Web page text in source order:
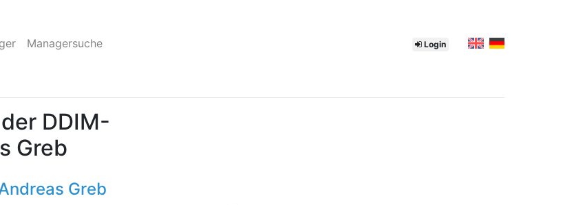
Managersuche Login
DDIM-
Greb
Greb